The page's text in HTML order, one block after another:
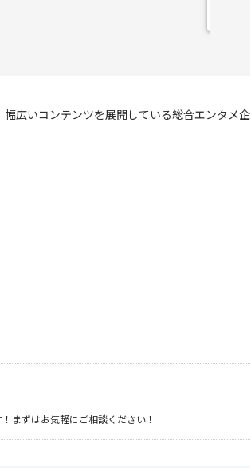
広いコンテンツを展開している総合エンタメ企
まずはお気軽にご相談ください！